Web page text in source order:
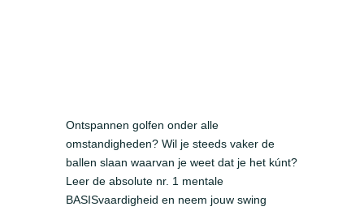
Ontspannen golfen onder alle
omstandigheden? Wil je steeds vaker de
ballen slaan waarvan je weet dat je het kúnt?
Leer de absolute nr. 1 mentale
BASISvaardigheid en neem jouw swing